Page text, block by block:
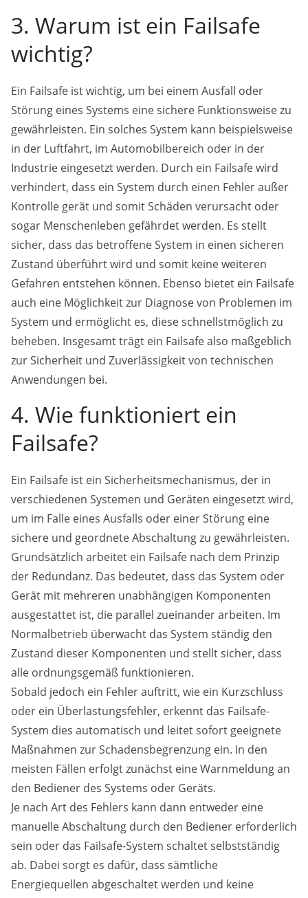
3. Warum ist ein Failsafe
wichtig?
Ein Failsafe ist wichtig, um bei einem Ausfall oder
Störung eines Systems eine sichere Funktionsweise zu
gewährleisten. Ein solches System kann beispielsweise
in der Luftfahrt, im Automobilbereich oder in der
Industrie eingesetzt werden. Durch ein Failsafe wird
verhindert, dass ein System durch einen Fehler außer
Kontrolle gerät und somit Schäden verursacht oder
sogar Menschenleben gefährdet werden. Es stellt
sicher, dass das betroffene System in einen sicheren
Zustand überführt wird und somit keine weiteren
Gefahren entstehen können. Ebenso bietet ein Failsafe
auch eine Möglichkeit zur Diagnose von Problemen im
System und ermöglicht es, diese schnellstmöglich zu
beheben. Insgesamt trägt ein Failsafe also maßgeblich
zur Sicherheit und Zuverlässigkeit von technischen
Anwendungen bei.
4. Wie funktioniert ein
Failsafe?
Ein Failsafe ist ein Sicherheitsmechanismus, der in
verschiedenen Systemen und Geräten eingesetzt wird,
um im Falle eines Ausfalls oder einer Störung eine
sichere und geordnete Abschaltung zu gewährleisten.
Grundsätzlich arbeitet ein Failsafe nach dem Prinzip
der Redundanz. Das bedeutet, dass das System oder
Gerät mit mehreren unabhängigen Komponenten
ausgestattet ist, die parallel zueinander arbeiten. Im
Normalbetrieb überwacht das System ständig den
Zustand dieser Komponenten und stellt sicher, dass
alle ordnungsgemäß funktionieren.
Sobald jedoch ein Fehler auftritt, wie ein Kurzschluss
oder ein Überlastungsfehler, erkennt das Failsafe-
System dies automatisch und leitet sofort geeignete
Maßnahmen zur Schadensbegrenzung ein. In den
meisten Fällen erfolgt zunächst eine Warnmeldung an
den Bediener des Systems oder Geräts.
Je nach Art des Fehlers kann dann entweder eine
manuelle Abschaltung durch den Bediener erforderlich
sein oder das Failsafe-System schaltet selbstständig
ab. Dabei sorgt es dafür, dass sämtliche
Energiequellen abgeschaltet werden und keine